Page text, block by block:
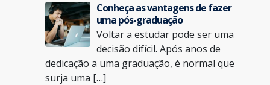
Conheça as vantagens de fazer
uma pós-graduação
Voltar a estudar pode ser uma
decisão difícil. Após anos de
dedicação a uma graduação, é normal que
surja uma […]